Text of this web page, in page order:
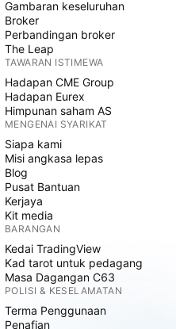
Gambaran keseluruhan
Broker
Perbandingan broker
The Leap
TAWARAN ISTIMEWA
Hadapan CME Group
Hadapan Eurex
Himpunan saham AS
MENGENAI SYARIKAT
Siapa kami
Misi angkasa lepas
Blog
Pusat Bantuan
Kerjaya
Kit media
BARANGAN
Kedai TradingView
Kad tarot untuk pedagang
Masa Dagangan C63
POLISI & KESELAMATAN
Terma Penggunaan
Penafian